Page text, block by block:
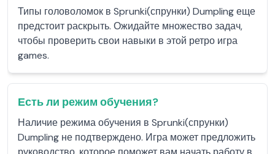
Типы головоломок в Sprunki(спрунки) Dumpling еще
предстоит раскрыть. Ожидайте множество задач,
чтобы проверить свои навыки в этой ретро игра
games.
Есть ли режим обучения?
Наличие режима обучения в Sprunki(спрунки)
Dumpling не подтверждено. Игра может предложить